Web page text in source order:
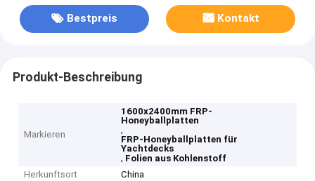
Bestpreis Kontakt
Produkt-Beschreibung
Markieren
1600x2400mm FRP-
Honeyballplatten
,
FRP-Honeyballplatten für
Yachtdecks
, Folien aus Kohlenstoff
Herkunftsort
China